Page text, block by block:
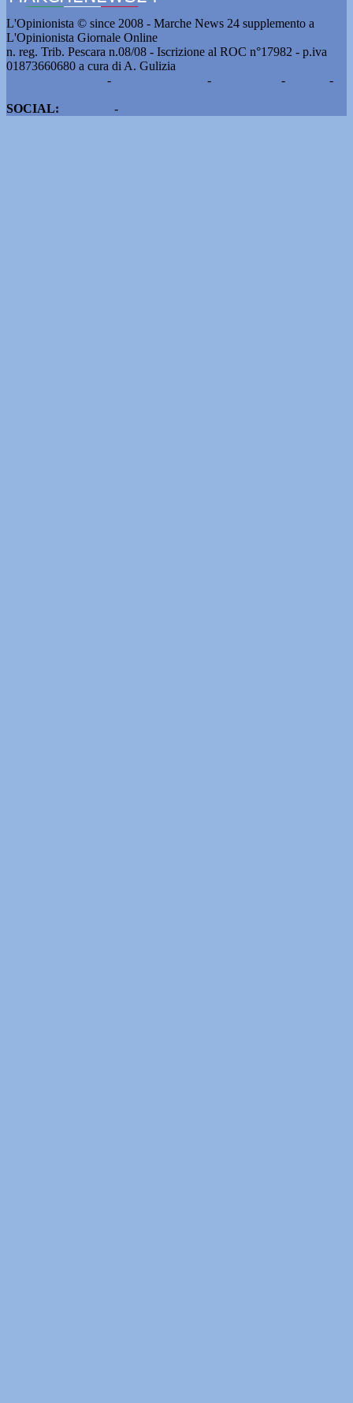
L'Opinionista © since 2008 - Marche News 24 supplemento a
L'Opinionista Giornale Online
n. reg. Trib. Pescara n.08/08 - Iscrizione al ROC n°17982 - p.iva
01873660680 a cura di A. Gulizia
- - -
-
SOCIAL:
-